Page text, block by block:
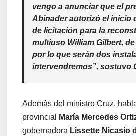
vengo a anunciar que el
Abinader autorizó el inicio
de licitación para la
multiuso William Gilbert, de
por lo que serán dos
intervendremos”, sostuvo
Además del ministro Cruz,
provincial
María Mercedes
gobernadora Lissette Nicasio